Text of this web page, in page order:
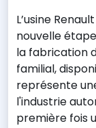
L’usine
nouvelle
la fabrication
familial,
représente
l'industrie
première fois